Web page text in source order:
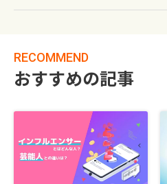
RECOMMEND
おすすめの記事